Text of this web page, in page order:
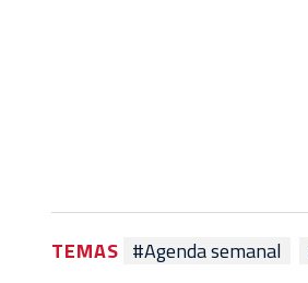
TEMAS #Agenda semanal